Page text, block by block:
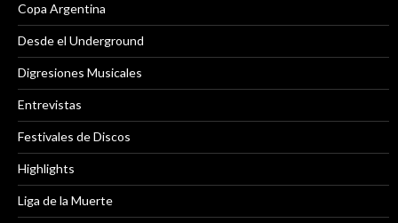
Copa Argentina
Desde el Underground
Digresiones Musicales
Entrevistas
Festivales de Discos
Highlights
Liga de la Muerte